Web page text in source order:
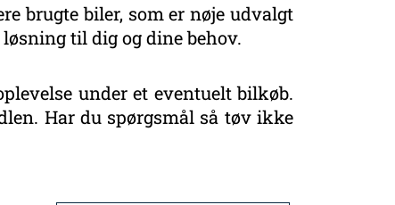
brugte biler, som er nøje udvalgt
til dig og dine behov.
under et eventuelt bilkøb.
Har du spørgsmål så tøv ikke